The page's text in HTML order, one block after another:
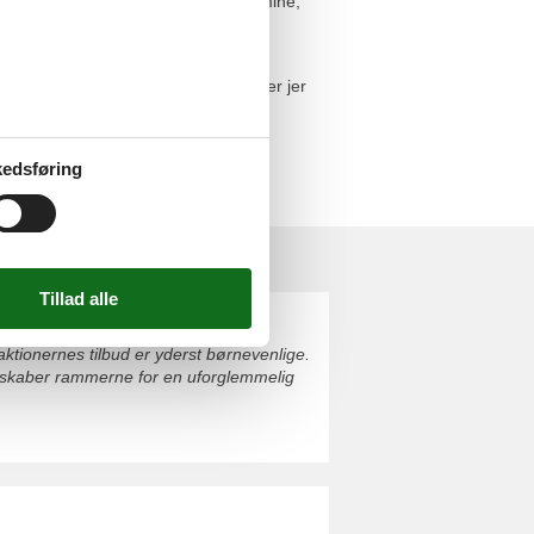
de gamle bumletog eller med
og Bummelzug Wildschönau tager jer
tilbud er yderst børnevenlige.
rammerne for en uforglemmelig